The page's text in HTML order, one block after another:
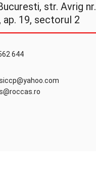
str. Avrig
ap. 19, sectorul 2
644